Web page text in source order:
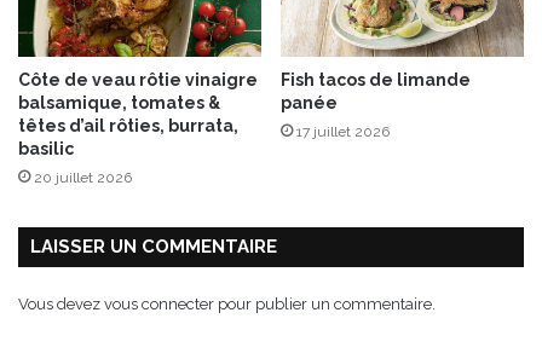
Côte de veau rôtie vinaigre
balsamique, tomates &
têtes d’ail rôties, burrata,
basilic
20 juillet 2026
Fish tacos de limande
panée
17 juillet 2026
LAISSER UN COMMENTAIRE
Vous devez vous connecter pour publier un commentaire.